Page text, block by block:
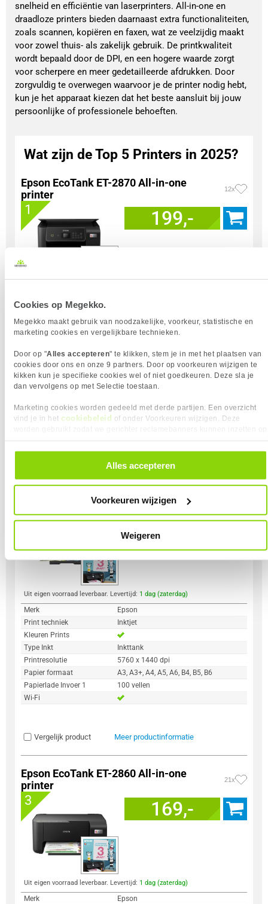
Cookies op Megekko.
Megekko maakt gebruik van noodzakelijke, voorkeur, statistische en
marketing cookies en vergelijkbare technieken.
Door op "Alles accepteren" te klikken, stem je in met het plaatsen van
cookies door ons en onze 9 partners. Door op voorkeuren wijzigen te
kikken kun je specifieke cookies wel of niet goedkeuren. Deze sla je
dan vervolgens op met Selectie toestaan.
Marketing cookies worden gedeeld met derde partijen. Een overzicht
vind je in het cookiebeleid of onder Voorkeuren wijzigen. Deze
alle cookies. Je kunt je gegeven toestemming altijd intrekken, dit doe je
door in de footer van onze website te klikken op ‘Cookievoorkeuren’
Alles accepteren
Voorkeuren wijzigen
Weigeren
snelheid en efficiëntie van laserprinters. All-in-one en
draadloze printers bieden daarnaast extra functionaliteiten,
zoals scannen, kopiëren en faxen, wat ze veelzijdig maakt
voor zowel thuis- als zakelijk gebruik. De printkwaliteit
wordt bepaald door de DPI, en een hogere waarde zorgt
voor scherpere en meer gedetailleerde afdrukken. Door
zorgvuldig te overwegen waarvoor je de printer nodig hebt,
kun je het apparaat kiezen dat het beste aansluit bij jouw
persoonlijke of professionele behoeften.
Wat zijn de Top 5 Printers in 2025?
Epson EcoTank ET-2870 All-in-one
printer
12x
1 199,-
Merk
Print techniek
Inktjet
Kopiëren
Kleuren Prints
Type Inkt
Inkttank
Printresolutie
5760 x 1440 dpi
Papierlade Invoer 1
100 vellen
Wi-Fi
Meer productinformatie
Epson EcoTank ET-18100 foto printer
2 569,-
Uit eigen voorraad leverbaar. Levertijd: 1 dag (zaterdag)
Merk
Epson
Print techniek
Inktjet
Kleuren Prints
Type Inkt
Inkttank
Printresolutie
5760 x 1440 dpi
Papier formaat
A3, A3+, A4, A5, A6, B4, B5, B6
Papierlade Invoer 1
100 vellen
Wi-Fi
Vergelijk product Meer productinformatie
Epson EcoTank ET-2860 All-in-one
printer
21x
3 169,-
Uit eigen voorraad leverbaar. Levertijd: 1 dag (zaterdag)
Merk
Epson